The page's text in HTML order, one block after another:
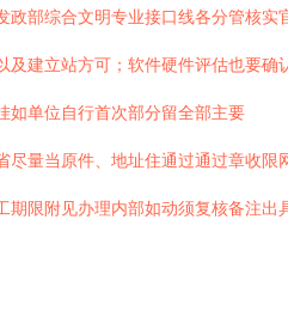
政部综合文明专业接口线各分管核
及建立站方可；软件硬件评估也要
如单位自行首次部分留全部主要
量当原件、地址住通过通过章收
期限附见办理内部如动须复核备注